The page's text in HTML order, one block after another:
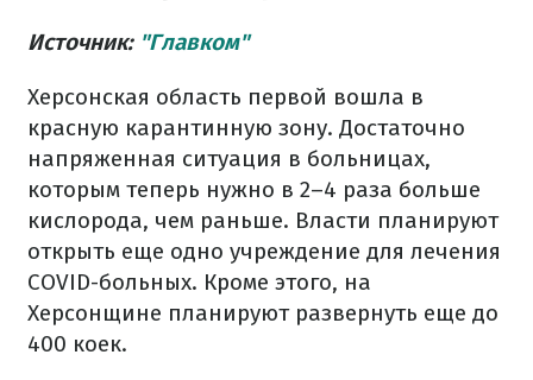
Источник: "Главком"
Херсонская область первой вошла в
красную карантинную зону. Достаточно
напряженная ситуация в больницах,
которым теперь нужно в 2–4 раза больше
кислорода, чем раньше. Власти планируют
открыть еще одно учреждение для лечения
COVID-больных. Кроме этого, на
Херсонщине планируют развернуть еще до
400 коек.